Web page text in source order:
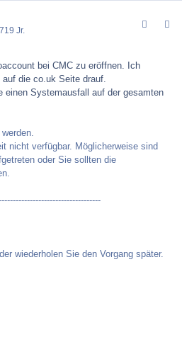
19 Jr.
bei CMC zu eröffnen. Ich
die co.uk Seite drauf.
einen Systemausfall auf der gesamten
nicht verfügbar. Möglicherweise sind
oder Sie sollten die
wiederholen Sie den Vorgang später.